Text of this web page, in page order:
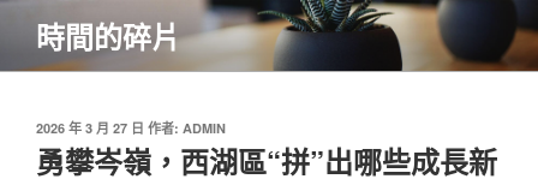
主
時間的碎片
發
佈
於
2026 年 3 月 27 日 作者: ADMIN
勇攀岑嶺，西湖區“拼”出哪些成長新